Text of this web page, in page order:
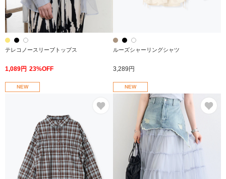
テレコノースリーブトップス
1,089円 23%OFF
ルーズシャーリングシャツ
3,289円
NEW NEW